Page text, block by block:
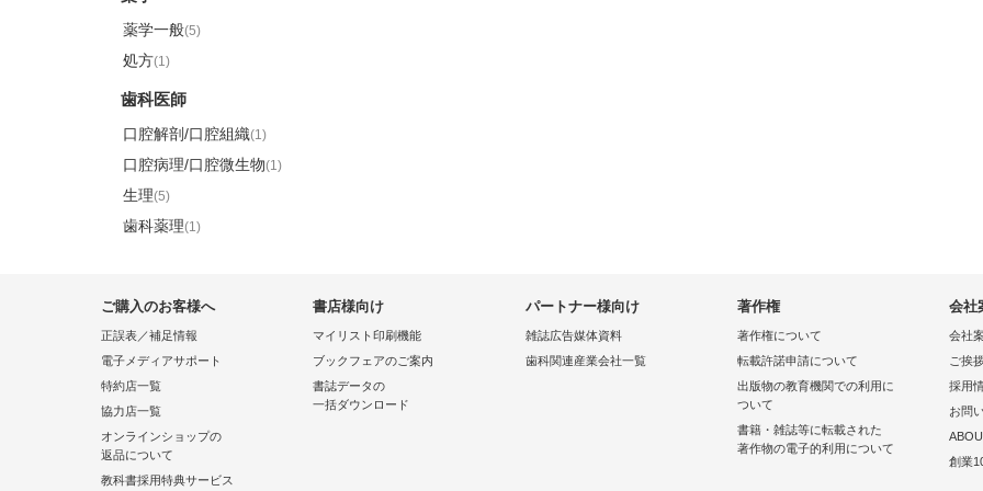
薬学一般(5)
処方(1)
歯科医師
口腔解剖/口腔組織(1)
口腔病理/口腔微生物(1)
生理(5)
歯科薬理(1)
ご購入のお客様へ
正誤表／補足情報
電子メディアサポート
特約店一覧
協力店一覧
オンラインショップの
返品について
教科書採用特典サービス
書店様向け
マイリスト印刷機能
ブックフェアのご案内
書誌データの
一括ダウンロード
パートナー様向け
雑誌広告媒体資料
歯科関連産業会社一覧
著作権
著作権について
転載許諾申請について
出版物の教育機関での利用に
ついて
書籍・雑誌等に転載された
著作物の電子的利用について
会社
会社
ご挨
採用
お問
創業